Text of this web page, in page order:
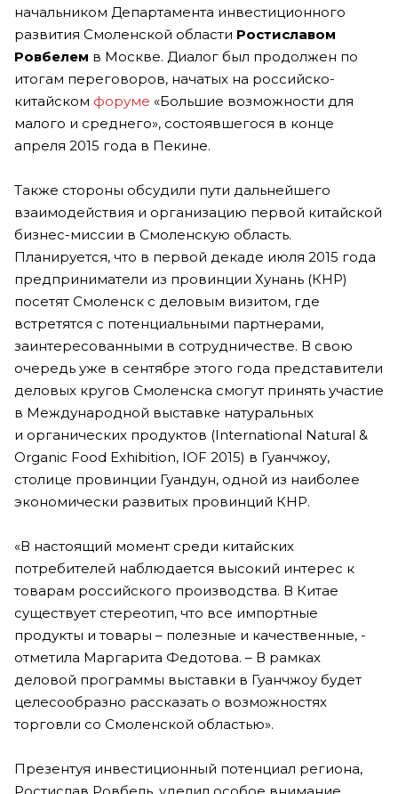
начальником Департамента инвестиционного
развития Смоленской области Ростиславом
Ровбелем в Москве. Диалог был продолжен по
итогам переговоров, начатых на российско-
китайском форуме «Большие возможности для
малого и среднего», состоявшегося в конце
апреля 2015 года в Пекине.
Также стороны обсудили пути дальнейшего
взаимодействия и организацию первой китайской
бизнес-миссии в Смоленскую область.
Планируется, что в первой декаде июля 2015 года
предприниматели из провинции Хунань (КНР)
посетят Смоленск с деловым визитом, где
встретятся с потенциальными партнерами,
заинтересованными в сотрудничестве. В свою
очередь уже в сентябре этого года представители
деловых кругов Смоленска смогут принять участие
в Международной выставке натуральных
и органических продуктов (International Natural &
Organic Food Exhibition, IOF 2015) в Гуанчжоу,
столице провинции Гуандун, одной из наиболее
экономически развитых провинций КНР.
«В настоящий момент среди китайских
потребителей наблюдается высокий интерес к
товарам российского производства. В Китае
существует стереотип, что все импортные
продукты и товары – полезные и качественные, -
отметила Маргарита Федотова. – В рамках
деловой программы выставки в Гуанчжоу будет
целесообразно рассказать о возможностях
торговли со Смоленской областью».
Презентуя инвестиционный потенциал региона,